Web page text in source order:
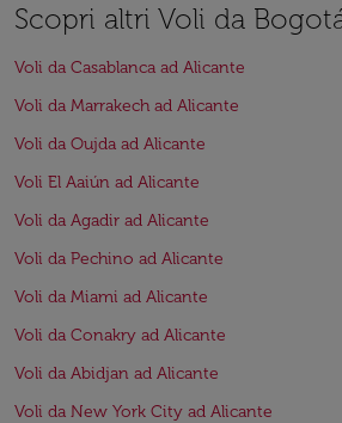
Scopri altri Voli da
Voli da Casablanca ad Alicante
Voli da Marrakech ad Alicante
Voli da Oujda ad Alicante
Voli El Aaiún ad Alicante
Voli da Agadir ad Alicante
Voli da Pechino ad Alicante
Voli da Miami ad Alicante
Voli da Conakry ad Alicante
Voli da Abidjan ad Alicante
Voli da New York City ad Alicante